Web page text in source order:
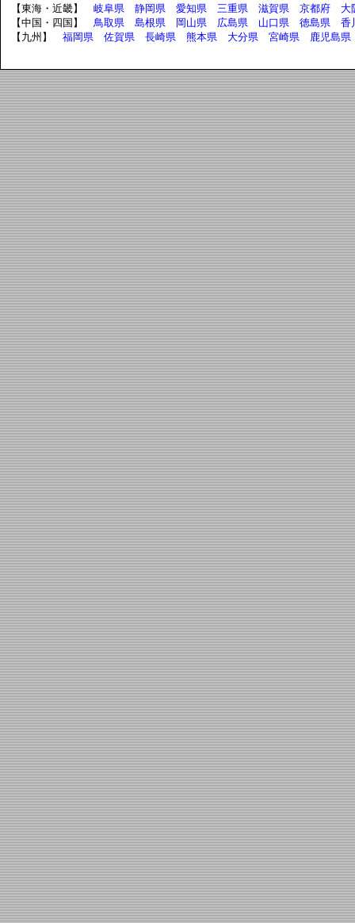
【東海・近畿】岐阜県 静岡県 愛知県 三重県 滋賀県 京都府
大
【中国・四国】鳥取県 島根県 岡山県 広島県 山口県 徳島県
香
【九州】福岡県 佐賀県 長崎県 熊本県 大分県 宮崎県 鹿児島県